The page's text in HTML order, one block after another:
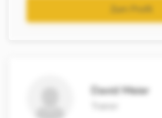
Zum Profil
David Meier
Trainer